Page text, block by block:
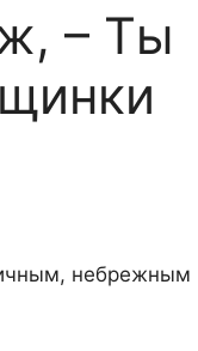
– Ты
небрежным